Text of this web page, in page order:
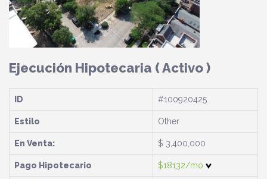
Ejecución Hipotecaria ( Activo )
ID #100920425
Estilo Other
En Venta: $ 3,400,000
Pago Hipotecario $18132/mo